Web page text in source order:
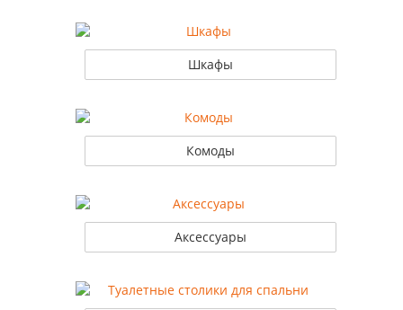
Шкафы
Комоды
Аксессуары